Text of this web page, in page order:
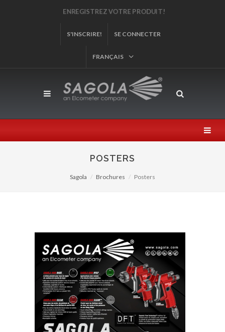
ENREGISTREZ VOTRE PRODUIT!
S'INSCRIRE! SE CONNECTER
FRANÇAIS
POSTERS
Sagola Brochures Posters